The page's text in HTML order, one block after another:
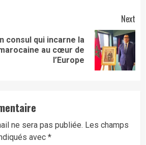
Next
consul qui incarne la
au cœur de
l’Europe
ne sera pas publiée. Les champs
avec *